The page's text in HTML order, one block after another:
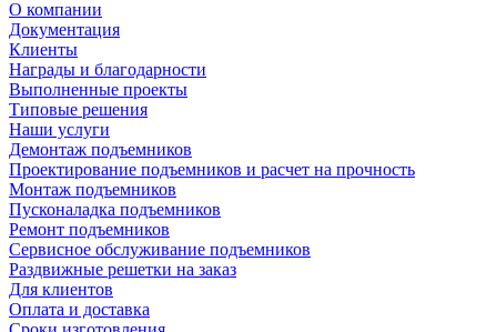
О компании
Документация
Клиенты
Награды и благодарности
Выполненные проекты
Типовые решения
Наши услуги
Демонтаж подъемников
Проектирование подъемников и расчет на прочность
Монтаж подъемников
Пусконаладка подъемников
Ремонт подъемников
Сервисное обслуживание подъемников
Раздвижные решетки на заказ
Для клиентов
Оплата и доставка